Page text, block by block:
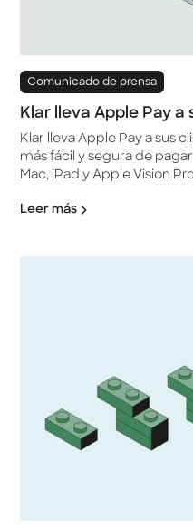
Comunicado de prensa
Klar lleva Apple Pay
Klar lleva Apple Pay a sus
más fácil y segura de
Mac, iPad y Apple Vision
Leer más